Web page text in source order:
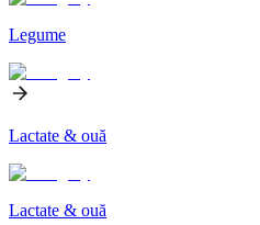
Legume
Lactate & ouă
Lactate & ouă